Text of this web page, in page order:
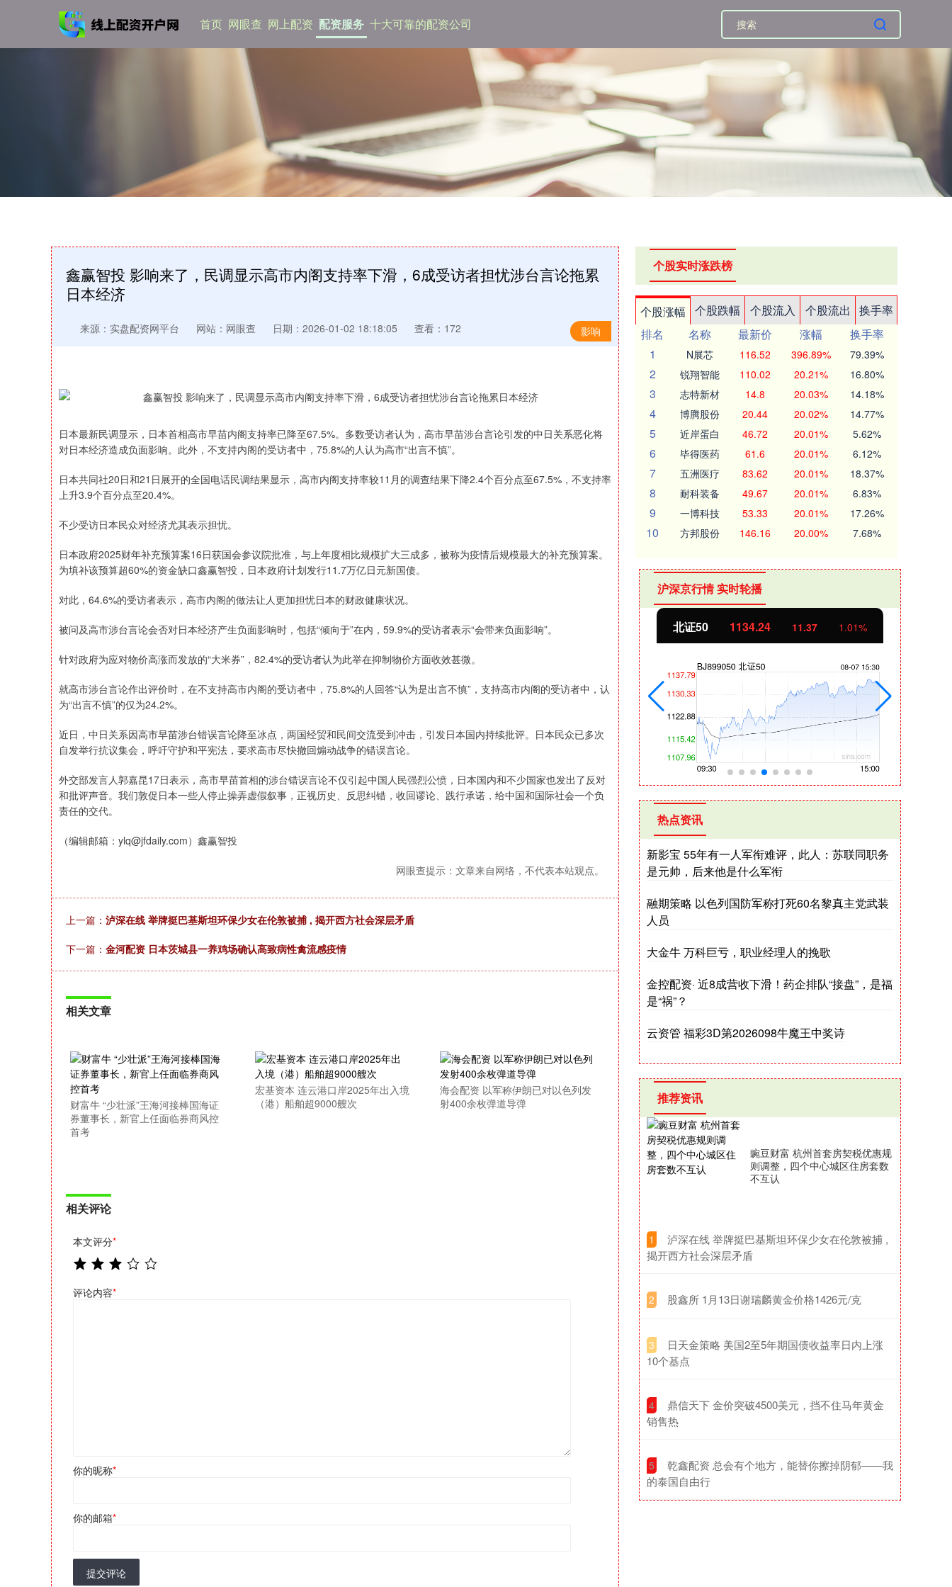
首页 网眼查 网上配资 配资服务 十大可靠的配资公司
鑫赢智投 影响来了，民调显示高市内阁支持率下滑，6成受访者担忧涉台言论拖累
日本经济
影响
来源：实盘配资网平台 网站：网眼查 日期：2026-01-02 18:18:05 查看：172
日本最新民调显示，日本首相高市早苗内阁支持率已降至67.5%。多数受访者认为，高市早苗涉台言论引发的中日关系恶化将
对日本经济造成负面影响。此外，不支持内阁的受访者中，75.8%的人认为高市“出言不慎”。
日本共同社20日和21日展开的全国电话民调结果显示，高市内阁支持率较11月的调查结果下降2.4个百分点至67.5%，不支持率
上升3.9个百分点至20.4%。
不少受访日本民众对经济尤其表示担忧。
日本政府2025财年补充预算案16日获国会参议院批准，与上年度相比规模扩大三成多，被称为疫情后规模最大的补充预算案。
为填补该预算超60%的资金缺口鑫赢智投，日本政府计划发行11.7万亿日元新国债。
对此，64.6%的受访者表示，高市内阁的做法让人更加担忧日本的财政健康状况。
被问及高市涉台言论会否对日本经济产生负面影响时，包括“倾向于”在内，59.9%的受访者表示“会带来负面影响”。
针对政府为应对物价高涨而发放的“大米券”，82.4%的受访者认为此举在抑制物价方面收效甚微。
就高市涉台言论作出评价时，在不支持高市内阁的受访者中，75.8%的人回答“认为是出言不慎”，支持高市内阁的受访者中，认
为“出言不慎”的仅为24.2%。
近日，中日关系因高市早苗涉台错误言论降至冰点，两国经贸和民间交流受到冲击，引发日本国内持续批评。日本民众已多次
自发举行抗议集会，呼吁守护和平宪法，要求高市尽快撤回煽动战争的错误言论。
外交部发言人郭嘉昆17日表示，高市早苗首相的涉台错误言论不仅引起中国人民强烈公愤，日本国内和不少国家也发出了反对
和批评声音。我们敦促日本一些人停止操弄虚假叙事，正视历史、反思纠错，收回谬论、践行承诺，给中国和国际社会一个负
责任的交代。
（编辑邮箱：ylq@jfdaily.com）鑫赢智投
网眼查提示：文章来自网络，不代表本站观点。
上一篇： 泸深在线 举牌挺巴基斯坦环保少女在伦敦被捕 , 揭开西方社会深层矛盾
下一篇： 金河配资 日本茨城县一养鸡场确认高致病性禽流感疫情
相关文章
财富牛 “少壮派”王海河接棒国海证
券董事长，新官上任面临券商风控
首考
宏基资本 连云港口岸2025年出入境
（港）船舶超9000艘次
海会配资 以军称伊朗已对以色列发
射400余枚弹道导弹
相关评论
本文评分*
评论内容*
你的昵称*
你的邮箱*
提交评论
个股实时涨跌榜
个股涨幅 个股跌幅 个股流入 个股流出
换手率
排名
名称 最新价 涨幅
换手率
1
N展芯 116.52 396.89% 79.39%
2 锐翔智能 110.02 20.21% 16.80%
3 志特新材 14.8 20.03% 14.18%
4 博腾股份 20.44 20.02% 14.77%
5 近岸蛋白 46.72 20.01% 5.62%
6 毕得医药 61.6 20.01% 6.12%
7 五洲医疗 83.62 20.01% 18.37%
8 耐科装备 49.67 20.01% 6.83%
9 一博科技 53.33 20.01% 17.26%
10 方邦股份 146.16 20.00% 7.68%
沪深京行情 实时轮播
1.02% 深证成指 14311.01 200.89 1.42% 沪深300 4694.44 43.13 北证50 1134.24 11.37 1.01%
热点资讯
新影宝 55年有一人军衔难评，此人：苏联同职务
是元帅，后来他是什么军衔
融期策略 以色列国防军称打死60名黎真主党武装
人员
大金牛 万科巨亏，职业经理人的挽歌
金控配资· 近8成营收下滑！药企排队“接盘”，是福
是“祸”？
云资管 福彩3D第2026098牛魔王中奖诗
推荐资讯
豌豆财富 杭州首套房契税优惠规
则调整，四个中心城区住房套数
不互认
1
​泸深在线 举牌挺巴基斯坦环保少女在伦敦被捕 ,
揭开西方社会深层矛盾
2 ​股鑫所 1月13日谢瑞麟黄金价格1426元/克
3
​日天金策略 美国2至5年期国债收益率日内上涨
10个基点
4
​鼎信天下 金价突破4500美元，挡不住马年黄金
销售热
5
​乾鑫配资 总会有个地方，能替你擦掉阴郁——我
的泰国自由行